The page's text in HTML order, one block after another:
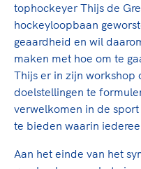
Sport gaat niet
Sport verenigt. Op
een rondje fietsen,
de sportschool te
voor Sifan Hassan,
Groot en het
de halve marathon
High5 Stappenplan
Ruimte voor sport
Clubondersteuning
Beroepskrachten
Samen voor
sportomgeving
Top
De TeamNL
De TeamNL
ontwikkelprogramma
binnen TeamNL
toekomstig kader.
tophockeyer Thijs de
hockeyloopbaan
geaardheid en wil
maken met hoe om te
Thijs er in zijn workshop
doelstellingen te
verwelkomen in de
te bieden waarin
Aan het einde van het